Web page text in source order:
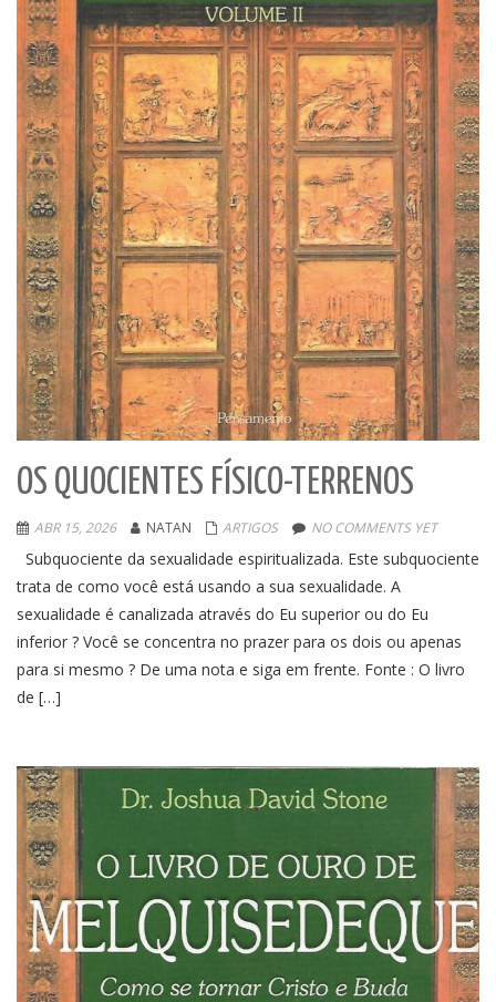
OS QUOCIENTES FÍSICO-TERRENOS
ABR 15, 2026 NATAN ARTIGOS NO COMMENTS YET
Subquociente da sexualidade espiritualizada. Este subquociente
trata de como você está usando a sua sexualidade. A
sexualidade é canalizada através do Eu superior ou do Eu
inferior ? Você se concentra no prazer para os dois ou apenas
para si mesmo ? De uma nota e siga em frente. Fonte : O livro
de […]